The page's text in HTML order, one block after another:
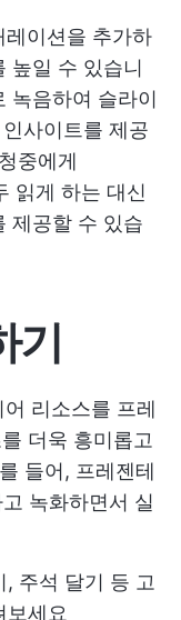
레이션을 추가하
높일 수 있습니
녹음하여 슬라이
사이트를 제공
중에게
읽게 하는 대신
제공할 수 있습
기
리소스를 프레
더욱 흥미롭고
들어, 프레젠테
녹화하면서 실
주석 달기 등 고
보세요